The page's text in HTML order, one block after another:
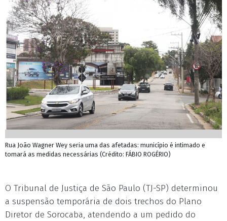
Rua João Wagner Wey seria uma das afetadas: município é intimado e
tomará as medidas necessárias (Crédito: FÁBIO ROGÉRIO)
O Tribunal de Justiça de São Paulo (TJ-SP) determinou
a suspensão temporária de dois trechos do Plano
Diretor de Sorocaba, atendendo a um pedido do